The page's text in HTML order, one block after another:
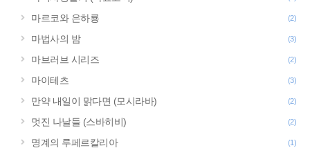
마르코와 은하룡 (2)
마법사의 밤 (3)
마브러브 시리즈 (2)
마이테츠 (3)
만약 내일이 맑다면 (모시라바) (2)
멋진 나날들 (스바히비) (2)
명계의 루페르칼리아 (1)